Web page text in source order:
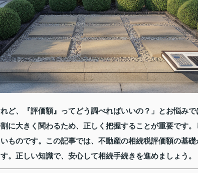
ど、『評価額』ってどう調べればいいの？」とお悩み
に大きく関わるため、正しく把握することが重要です
ものです。この記事では、不動産の相続税評価額の基
。正しい知識で、安心して相続手続きを進めましょう。